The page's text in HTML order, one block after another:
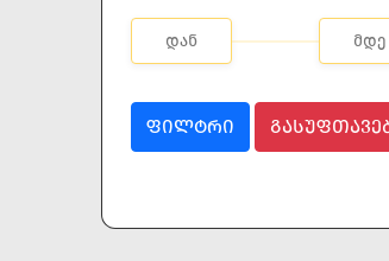
ᲤᲘᲚᲢᲠᲘ